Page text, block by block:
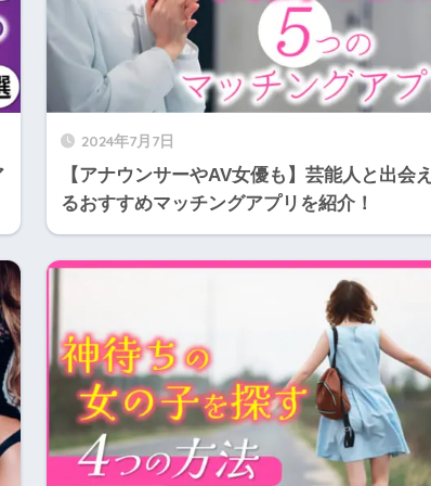
2024年7月7日
【アナウンサーやAV女優も】芸能人と出会え
るおすすめマッチングアプリを紹介！